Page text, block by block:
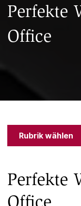
Perfekte
Office
Rubrik wählen
Perfekte
Office